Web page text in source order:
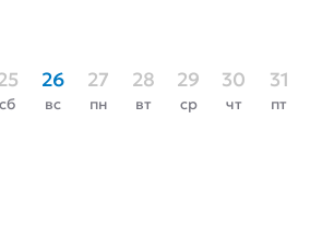
сб
26
вс
27
пн
28
вт
29
ср
30
чт
31
пт